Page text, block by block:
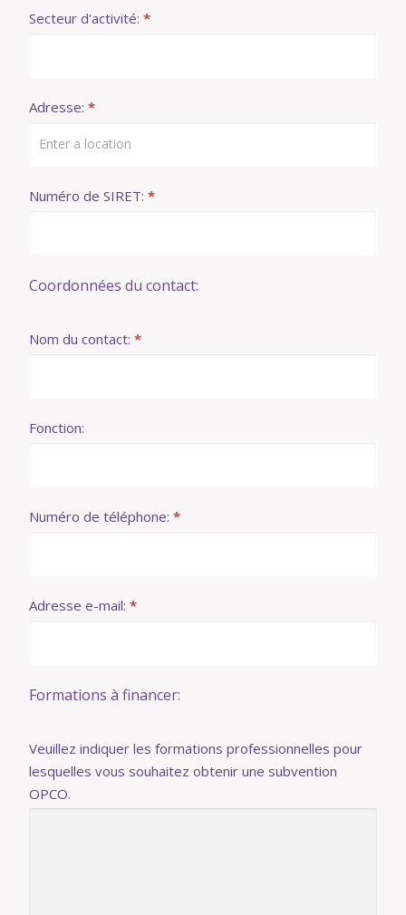
de
pour
entreprise
Secteur d'activité: *
Adresse: *
Numéro de SIRET: *
Coordonnées du contact:
Nom du contact: *
Fonction:
Numéro de téléphone: *
Adresse e-mail: *
Formations à financer:
Veuillez indiquer les formations professionnelles pour
lesquelles vous souhaitez obtenir une subvention
OPCO.